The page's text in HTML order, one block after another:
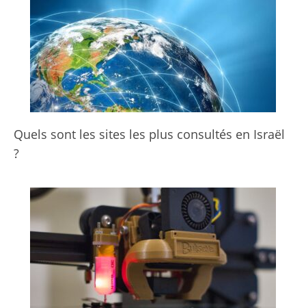
Quels sont les sites les plus consultés en Israël
?